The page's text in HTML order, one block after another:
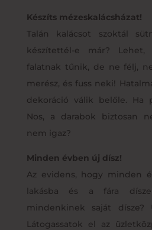
Készíts mézeskalácsházat!
Talán kalácsot szoktál
készítettél-e már?
falatnak tűnik, de ne félj,
merész, és fuss neki!
dekoráció válik belőle. Ha
Nos, a darabok biztosan
nem igaz?
Minden évben új dísz!
Az evidens, hogy minden
lakásba és a fára
mindenkinek saját dísze?
Látogassatok el az